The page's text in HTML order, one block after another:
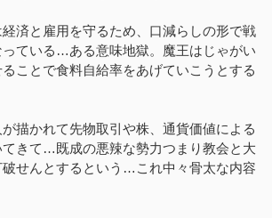
済と雇用を守るため、口減らしの形で戦
っている…ある意味地獄。魔王はじゃがい
ることで食料自給率をあげていこうとする
描かれて先物取引や株、通貨価値による
きて…既成の悪辣な勢力つまり教会と大
破せんとするという…これ中々骨太な内容